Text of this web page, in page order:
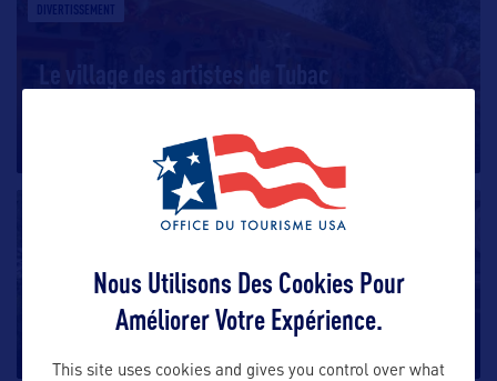
DIVERTISSEMENT
Le village des artistes de Tubac
Old Tucson Studios
Quand on évoque l’Ouest américain, c’est bien sûr en
Nous Utilisons Des Cookies Pour
Améliorer Votre Expérience.
This site uses cookies and gives you control over what